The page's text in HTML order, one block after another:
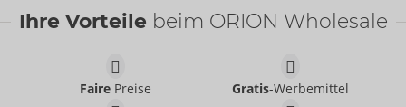
Wasserbasierend
Ihre Vorteile beim ORION Wholesale
FairePreise Gratis-Werbemittel